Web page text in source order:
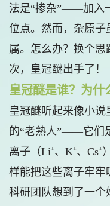
法是“掺杂”——加入
位点。然而，杂原子
属。怎么办？换个思
次，皇冠醚出手了！
皇冠醚是谁？为什
皇冠醚听起来像小
的“老熟人”——它们
离子（Li⁺、K⁺、
样能把这些离子牢牢
科研团队想到了一个